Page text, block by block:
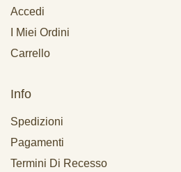
Accedi
I Miei Ordini
Carrello
Info
Spedizioni
Pagamenti
Termini Di Recesso